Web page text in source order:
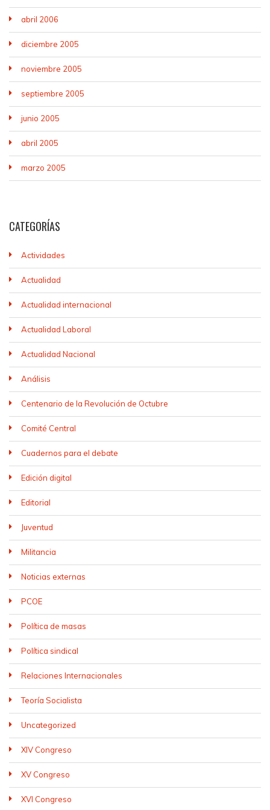
abril 2006
diciembre 2005
noviembre 2005
septiembre 2005
junio 2005
abril 2005
marzo 2005
CATEGORÍAS
Actividades
Actualidad
Actualidad internacional
Actualidad Laboral
Actualidad Nacional
Análisis
Centenario de la Revolución de Octubre
Comité Central
Cuadernos para el debate
Edición digital
Editorial
Juventud
Militancia
Noticias externas
PCOE
Política de masas
Política sindical
Relaciones Internacionales
Teoría Socialista
Uncategorized
XIV Congreso
XV Congreso
XVI Congreso